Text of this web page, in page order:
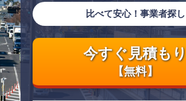
比べて安心！事業者探し
今すぐ見積もり
【無料】